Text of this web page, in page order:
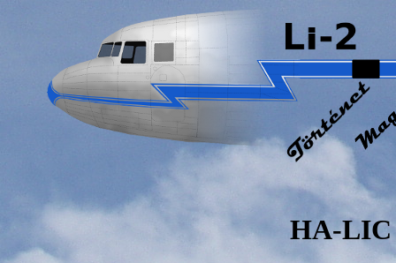
HA-LIC